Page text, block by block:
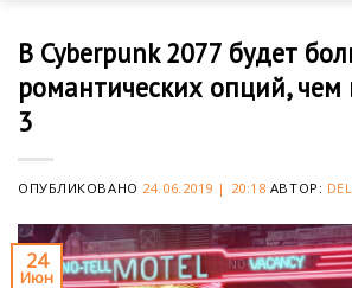
В Cyberpunk 2077 будет
романтических опций,
3
ОПУБЛИКОВАНО 24.06.2019 | 20:18 АВТОР:
24
Июн